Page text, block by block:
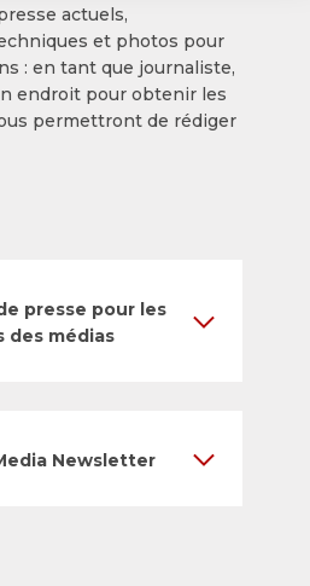
actuels,
et photos pour
: en tant que journaliste,
endroit pour obtenir les
permettront de rédiger
presse pour les
des médias
Newsletter